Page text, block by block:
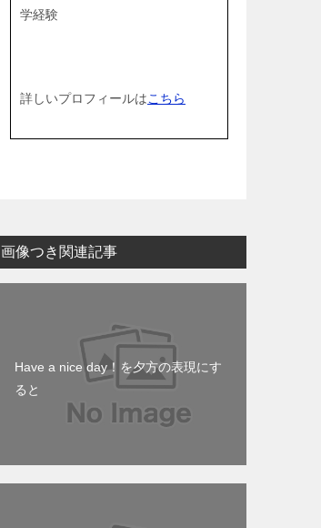
学経験
詳しいプロフィールはこちら
画像つき関連記事
Have a nice day！を夕方の表現にす
ると